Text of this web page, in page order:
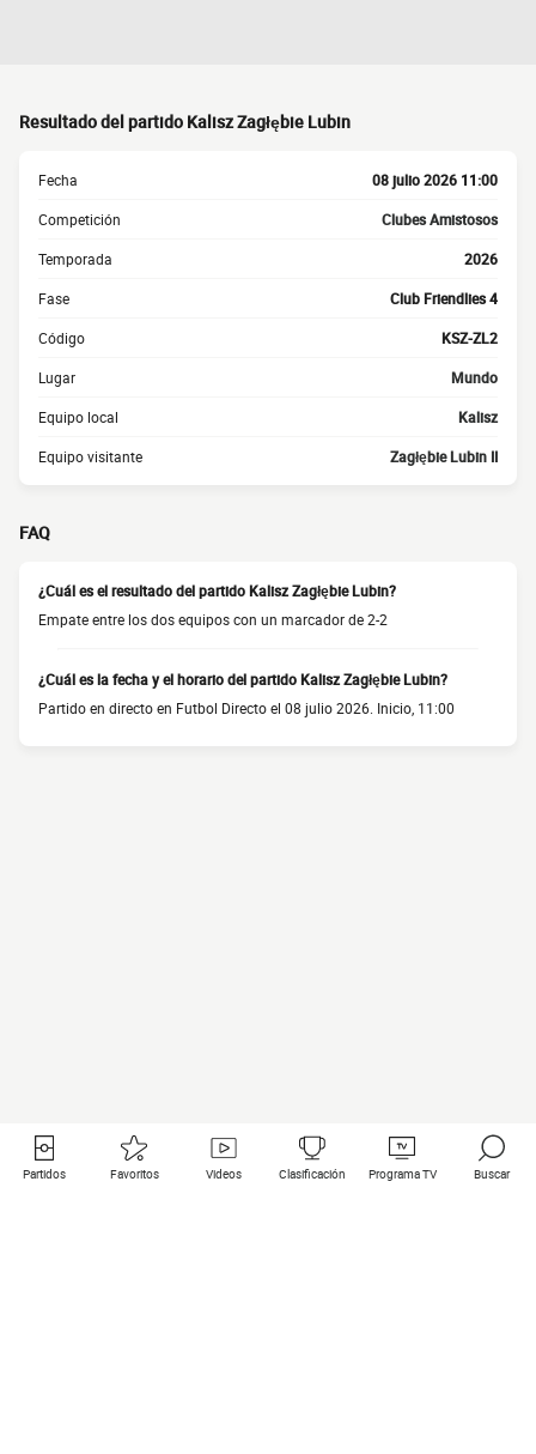
Resultado del partido Kalisz Zagłębie Lubin
Fecha 08 julio 2026 11:00
Competición Clubes Amistosos
Temporada 2026
Fase Club Friendlies 4
Código KSZ-ZL2
Lugar Mundo
Equipo local Kalisz
Equipo visitante Zagłębie Lubin II
FAQ
¿Cuál es el resultado del partido Kalisz Zagłębie Lubin?
Empate entre los dos equipos con un marcador de 2-2
¿Cuál es la fecha y el horario del partido Kalisz Zagłębie Lubin?
Partido en directo en Futbol Directo el 08 julio 2026. Inicio, 11:00
Partidos Favoritos Videos Clasificación Programa TV Buscar